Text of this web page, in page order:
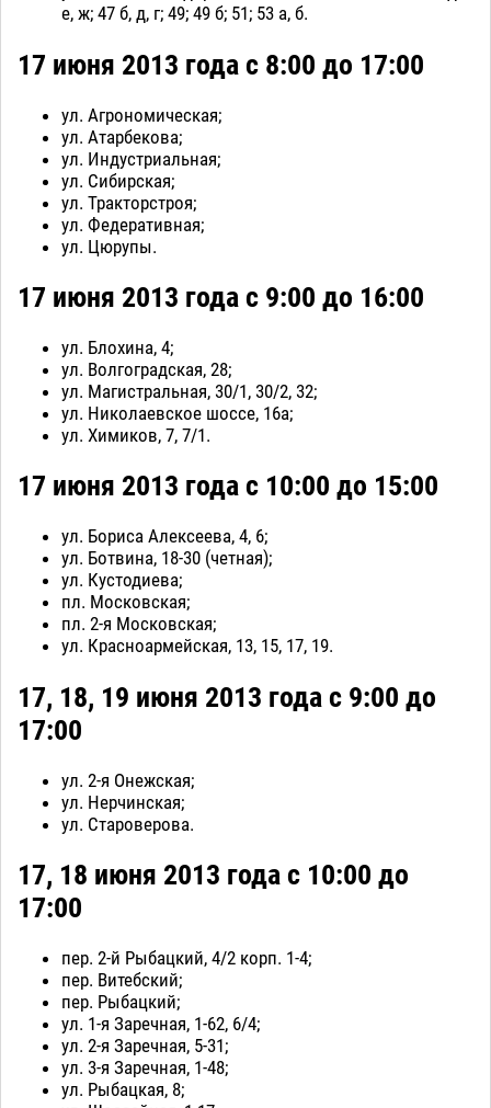
е, ж; 47 б, д, г; 49; 49 б; 51; 53 а, б.
17 июня 2013 года с 8:00 до 17:00
ул. Агрономическая;
ул. Атарбекова;
ул. Индустриальная;
ул. Сибирская;
ул. Тракторстроя;
ул. Федеративная;
ул. Цюрупы.
17 июня 2013 года с 9:00 до 16:00
ул. Блохина, 4;
ул. Волгоградская, 28;
ул. Магистральная, 30/1, 30/2, 32;
ул. Николаевское шоссе, 16а;
ул. Химиков, 7, 7/1.
17 июня 2013 года с 10:00 до 15:00
ул. Бориса Алексеева, 4, 6;
ул. Ботвина, 18-30 (четная);
ул. Кустодиева;
пл. Московская;
пл. 2-я Московская;
ул. Красноармейская, 13, 15, 17, 19.
17, 18, 19 июня 2013 года с 9:00 до
17:00
ул. 2-я Онежская;
ул. Нерчинская;
ул. Староверова.
17, 18 июня 2013 года с 10:00 до
17:00
пер. 2-й Рыбацкий, 4/2 корп. 1-4;
пер. Витебский;
пер. Рыбацкий;
ул. 1-я Заречная, 1-62, 6/4;
ул. 2-я Заречная, 5-31;
ул. 3-я Заречная, 1-48;
ул. Рыбацкая, 8;